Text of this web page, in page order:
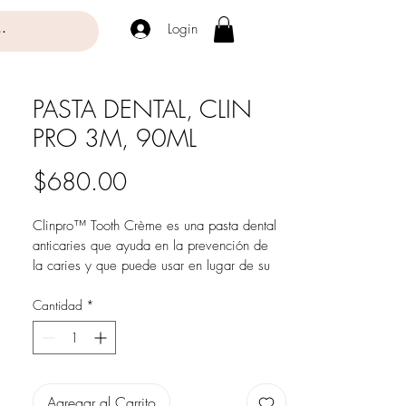
Login
PASTA DENTAL, CLIN
PRO 3M, 90ML
$680.00Precio
Clinpro™ Tooth Crème es una pasta dental
anticaries que ayuda en la prevención de
la caries y que puede usar en lugar de su
ppm de fluor así como fosfato tricálcico
funcionalizado que ayuda a la
remineralización en dentina.
Cantidad *